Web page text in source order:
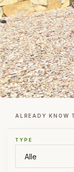
ALREADY KNOW
TYPE